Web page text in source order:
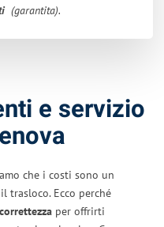
(garantita).
e servizio
che i costi sono un
trasloco. Ecco perché
per offrirti